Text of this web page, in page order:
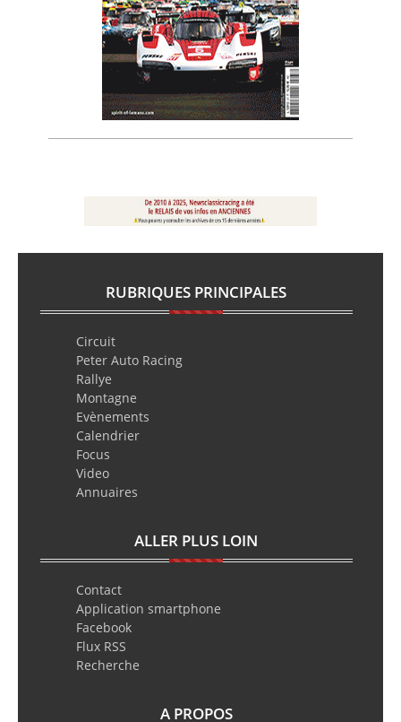
RUBRIQUES PRINCIPALES
Circuit
Peter Auto Racing
Rallye
Montagne
Evènements
Calendrier
Focus
Video
Annuaires
ALLER PLUS LOIN
Contact
Application smartphone
Facebook
Flux RSS
Recherche
A PROPOS